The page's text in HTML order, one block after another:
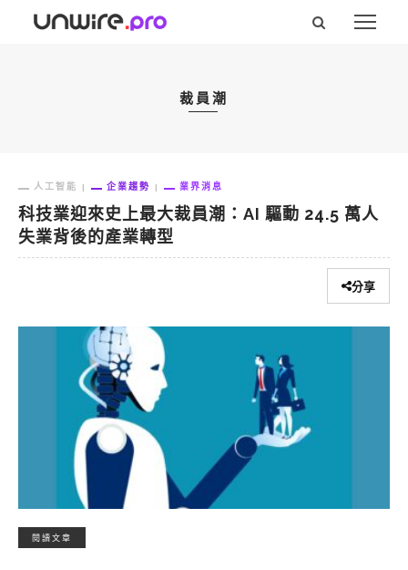
裁員潮
人工智能 企業趨勢 業界消息
科技業迎來史上最大裁員潮：AI 驅動 24.5 萬人
失業背後的產業轉型
分享
閱讀文章